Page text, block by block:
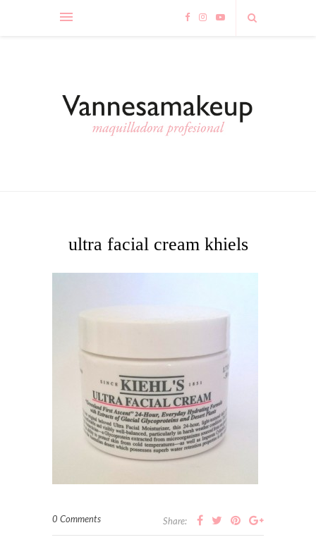
ultra facial cream khiels
0 Comments Share: